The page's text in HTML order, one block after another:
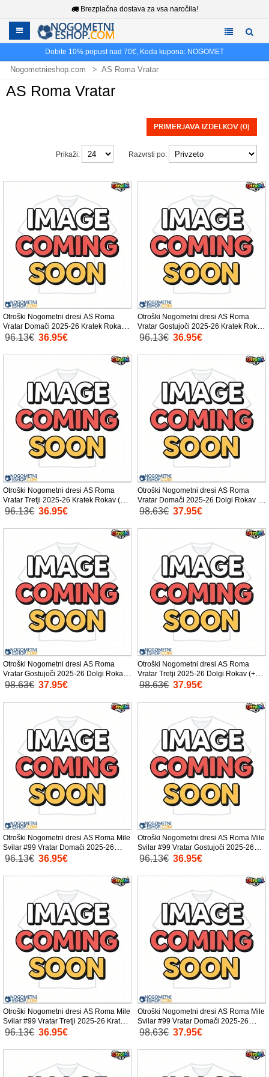
Brezplačna dostava za vsa naročila!
Dobite 10% popust nad 70€, Koda kupona: NOGOMET
Nogometnieshop.com AS Roma Vratar
AS Roma Vratar
PRIMERJAVA IZDELKOV (0)
Razvrsti po:
Prikaži:
Otroški Nogometni dresi AS Roma
Vratar Domači 2025-26 Kratek Rokav
(+ Kratke hlače)
96.13€ 36.95€
Otroški Nogometni dresi AS Roma
Vratar Gostujoči 2025-26 Kratek Rokav
(+ Kratke hlače)
96.13€ 36.95€
Otroški Nogometni dresi AS Roma
Vratar Tretji 2025-26 Kratek Rokav (+
Kratke hlače)
96.13€ 36.95€
Otroški Nogometni dresi AS Roma
Vratar Domači 2025-26 Dolgi Rokav (+
Kratke hlače)
98.63€ 37.95€
Otroški Nogometni dresi AS Roma
Vratar Gostujoči 2025-26 Dolgi Rokav
(+ Kratke hlače)
98.63€ 37.95€
Otroški Nogometni dresi AS Roma
Vratar Tretji 2025-26 Dolgi Rokav (+
Kratke hlače)
98.63€ 37.95€
Otroški Nogometni dresi AS Roma Mile
Svilar #99 Vratar Domači 2025-26
Kratek Rokav (+ Kratke hlače)
96.13€ 36.95€
Otroški Nogometni dresi AS Roma Mile
Svilar #99 Vratar Gostujoči 2025-26
Kratek Rokav (+ Kratke hlače)
96.13€ 36.95€
Otroški Nogometni dresi AS Roma Mile
Svilar #99 Vratar Tretji 2025-26 Kratek
Rokav (+ Kratke hlače)
96.13€ 36.95€
Otroški Nogometni dresi AS Roma Mile
Svilar #99 Vratar Domači 2025-26
Dolgi Rokav (+ Kratke hlače)
98.63€ 37.95€